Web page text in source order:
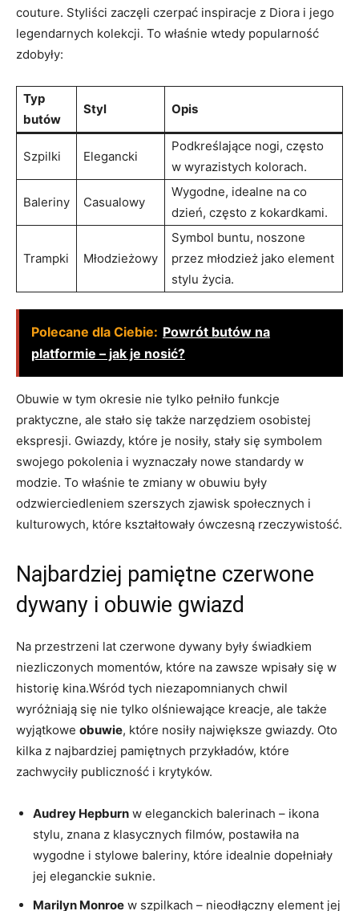
couture. Styliści zaczęli czerpać inspiracje z Diora i jego
legendarnych kolekcji. To właśnie wtedy popularność
zdobyły:
Typ
butów
Styl Opis
Szpilki Elegancki
Podkreślające nogi, często
w wyrazistych kolorach.
Baleriny Casualowy
Wygodne, idealne na co
dzień, często z kokardkami.
Trampki Młodzieżowy
Symbol buntu, noszone
przez młodzież jako element
stylu życia.
Polecane dla Ciebie: Powrót butów na
platformie – jak je nosić?
Obuwie w tym okresie nie tylko pełniło funkcje
praktyczne, ale stało się także narzędziem osobistej
ekspresji. Gwiazdy, które je nosiły, stały się symbolem
swojego pokolenia i wyznaczały nowe standardy w
modzie. To właśnie te zmiany w obuwiu były
odzwierciedleniem szerszych zjawisk społecznych i
kulturowych, które kształtowały ówczesną rzeczywistość.
Najbardziej pamiętne czerwone
dywany i obuwie gwiazd
Na przestrzeni lat czerwone dywany były świadkiem
niezliczonych momentów, które na zawsze wpisały się w
historię kina.Wśród tych niezapomnianych chwil
wyróżniają się nie tylko olśniewające kreacje, ale także
wyjątkowe obuwie, które nosiły największe gwiazdy. Oto
kilka z najbardziej pamiętnych przykładów, które
zachwyciły publiczność i krytyków.
Audrey Hepburn w eleganckich balerinach – ikona
stylu, znana z klasycznych filmów, postawiła na
wygodne i stylowe baleriny, które idealnie dopełniały
jej eleganckie suknie.
Marilyn Monroe w szpilkach – nieodłączny element jej